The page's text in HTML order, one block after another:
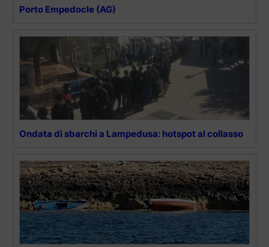
Porto Empedocle (AG)
Ondata di sbarchi a Lampedusa: hotspot al collasso